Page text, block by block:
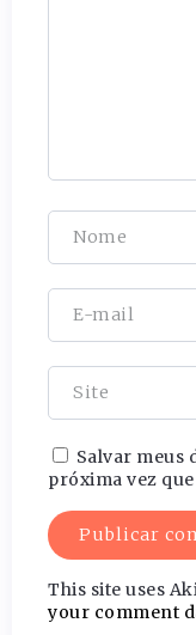
Salvar meus
próxima vez
This site uses
your comment